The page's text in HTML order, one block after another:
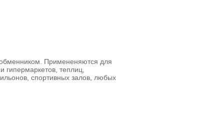
Примененяются для
гипермаркетов, теплиц,
спортивных залов, любых